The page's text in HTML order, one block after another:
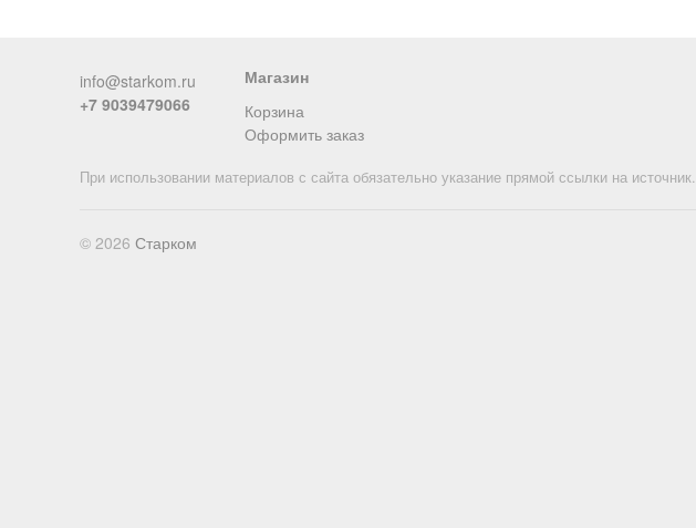
info@starkom.ru
+7 9039479066
Магазин
Корзина
Оформить заказ
При использовании материалов с сайта обязательно указание прямой ссылки на источник.
© 2026 Старком